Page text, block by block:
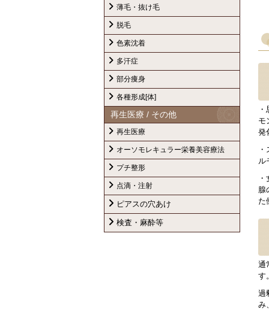
モ
発
ル
腺
た
通
す
過
み
薄毛・抜け毛
脱毛
色素沈着
多汗症
部分痩身
各種形成[体]
再生医療 / その他
再生医療
オーソモレキュラー栄養美容療法
プチ整形
点滴・注射
ピアスの穴あけ
検査・麻酔等